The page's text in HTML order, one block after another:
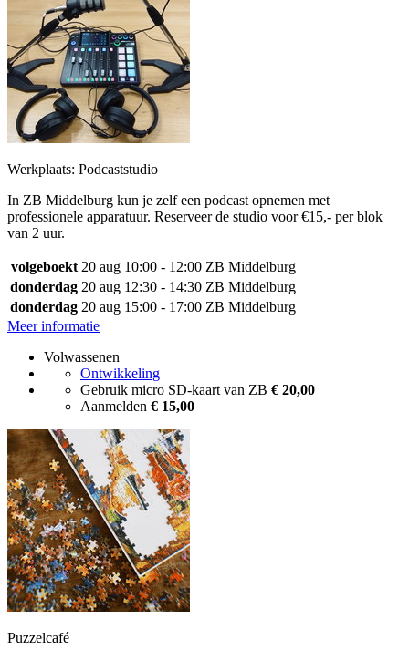
Werkplaats: Podcaststudio
In ZB Middelburg kun je zelf een podcast opnemen met
professionele apparatuur. Reserveer de studio voor €15,- per blok
van 2 uur.
volgeboekt 20 aug 10:00 - 12:00 ZB Middelburg
donderdag 20 aug 12:30 - 14:30 ZB Middelburg
donderdag 20 aug 15:00 - 17:00 ZB Middelburg
Meer informatie
Volwassenen
Ontwikkeling
Gebruik micro SD-kaart van ZB € 20,00
Aanmelden € 15,00
Puzzelcafé